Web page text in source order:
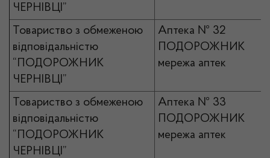
ЧЕРНІВЦІ”
Товариство з обмеженою
відповідальністю
“ПОДОРОЖНИК
ЧЕРНІВЦІ”
Аптека № 32
ПОДОРОЖНИК
мережа аптек
Товариство з обмеженою
відповідальністю
“ПОДОРОЖНИК
ЧЕРНІВЦІ”
Аптека № 33
ПОДОРОЖНИК
мережа аптек